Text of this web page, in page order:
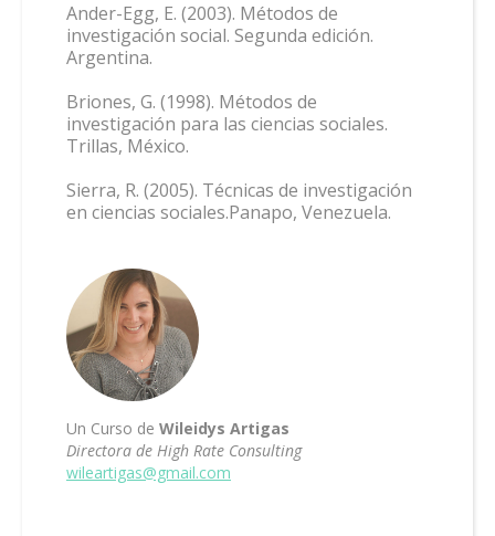
Ander-Egg, E. (2003). Métodos de
investigación social. Segunda edición.
Argentina.
Briones, G. (1998). Métodos de
investigación para las ciencias sociales.
Trillas, México.
Sierra, R. (2005). Técnicas de investigación
en ciencias sociales.Panapo, Venezuela.
Un Curso de Wileidys Artigas
Directora de High Rate Consulting
wileartigas@gmail.com